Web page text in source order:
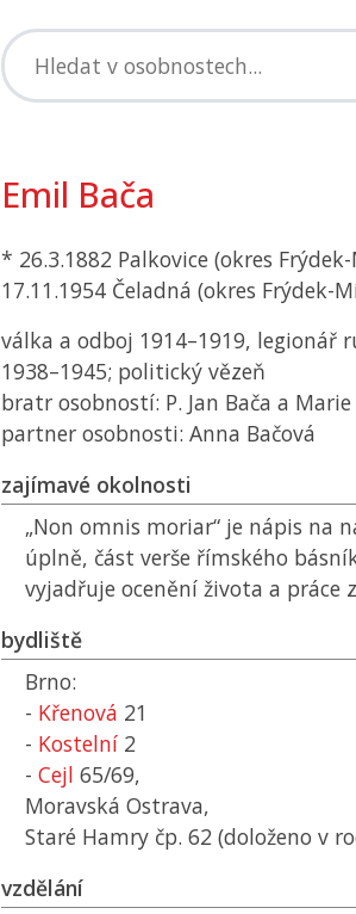
Emil Bača
* 26.3.1882 Palkovice (okres
17.11.1954 Čeladná (okres Frýdek-
válka a odboj 1914–1919, legionář
1938–1945; politický vězeň
bratr osobností: P. Jan Bača a
partner osobnosti: Anna Bačová
zajímavé okolnosti
„Non omnis moriar“ je nápis na
úplně, část verše římského
vyjadřuje ocenění života a práce
bydliště
Brno:
- Křenová 21
- Kostelní 2
- Cejl 65/69,
Moravská Ostrava,
Staré Hamry čp. 62 (doloženo v
vzdělání